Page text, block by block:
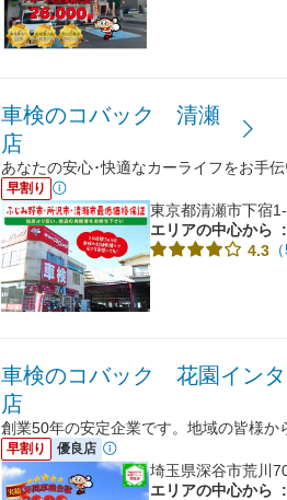
車検のコバック 清瀬
店
あなたの安心･快適なカーライフをお手
早割り
東京都清瀬市下宿
エリアの中心から
4.3
車検のコバック 花園イン
店
創業50年の安定企業です。地域の皆様か
早割り 優良店
埼玉県深谷市荒川
エリアの中心から